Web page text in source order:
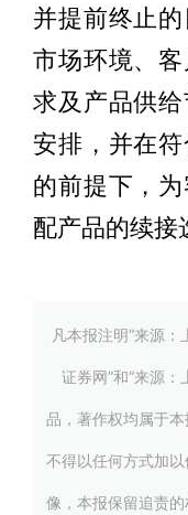
并提前终止
市场环境、
求及产品供
安排，并在
的前提下，
配产品的续接
凡本报注明“来源：
证券网”和“来源
品，著作权均属于
不得以任何方式加
像，本报保留追责